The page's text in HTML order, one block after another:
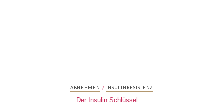
ABNEHMEN / INSULINRESISTENZ
Der Insulin Schlüssel